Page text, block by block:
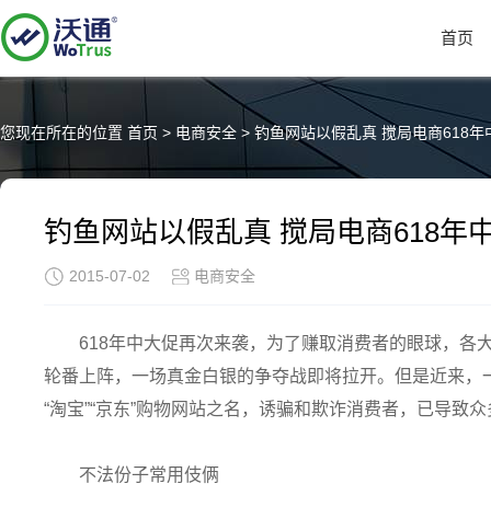
首页
您现在所在的位置 首页 > 电商安全 > 钓鱼网站以假乱真 搅局电商618年
钓鱼网站以假乱真 搅局电商618年
2015-07-02 电商安全
618年中大促再次来袭，为了赚取消费者的眼球，各
轮番上阵，一场真金白银的争夺战即将拉开。但是近来
“淘宝”“京东”购物网站之名，诱骗和欺诈消费者，已导致
不法份子常用伎俩